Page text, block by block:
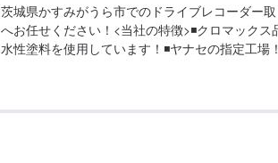
茨城県かすみがうら市でのドライブレコーダー
へお任せください！<当社の特徴>◾クロマックス
水性塗料を使用しています！◾ヤナセの指定工場